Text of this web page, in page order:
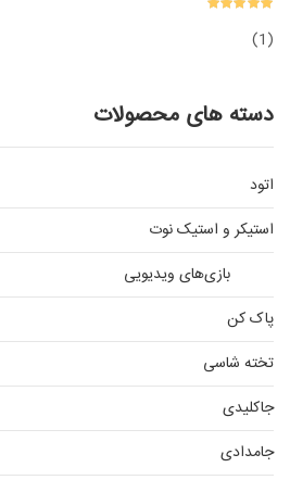
(1)
دسته های محصولات
اتود
استیکر و استیک نوت
بازی‌های ویدیویی
پاک کن
تخته شاسی
جاکلیدی
جامدادی